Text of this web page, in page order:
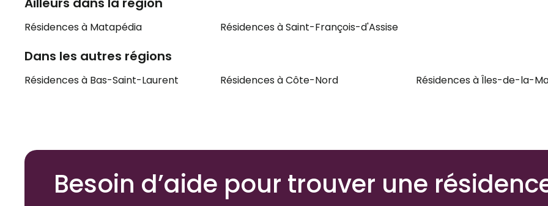
Résidences à Matapédia Résidences à Saint-François-d'Assise
Dans les autres régions
Résidences à Bas-Saint-Laurent Résidences à Côte-Nord Résidences à Îles-de-la-
Besoin d’aide pour trouver une